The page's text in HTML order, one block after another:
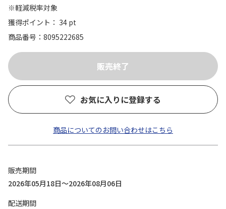
※軽減税率対象
獲得ポイント： 34 pt
商品番号
8095222685
お気に入りに登録する
商品についてのお問い合わせはこちら
販売期間
2026年05月18日～2026年08月06日
配送期間